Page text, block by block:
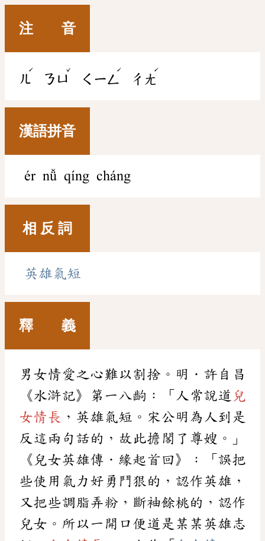
注 音
ㄦ
ˊ
ㄋㄩ
ˇ
ㄑㄧㄥ
ˊ
ㄔㄤ
ˊ
漢語拼音
ér nǚ qíng cháng
相 反 詞
英雄氣短
釋 義
男女情愛之心難以割捨。明．許自昌
《水滸記》第一八齣：「人常說道 兒
女情長 ，英雄氣短。宋公明為人到是
反這兩句話的，故此擔閣了尊嫂。」
《兒女英雄傳．緣起首回》：「誤把
些使用氣力好勇鬥狠的，認作英雄，
又把些調脂弄粉，斷袖餘桃的，認作
兒女。所以一開口便道是某某英雄志